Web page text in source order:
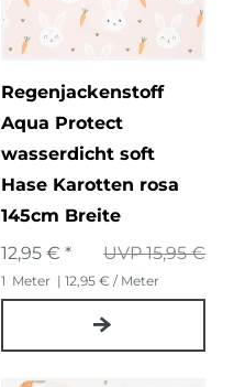
Regenjackenstoff
Aqua Protect
wasserdicht soft
Hase Karotten rosa
145cm Breite
UVP 15,95 €
12,95 € *
1 Meter | 12,95 € / Meter